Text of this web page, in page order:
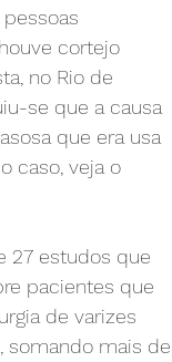
cortejo
no Rio de
se que a causa
que era usa
caso, veja o
27 estudos que
pacientes que
de varizes
somando mais de